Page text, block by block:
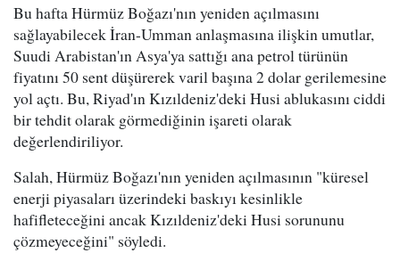
Bu hafta Hürmüz Boğazı'nın yeniden açılmasını
sağlayabilecek İran-Umman anlaşmasına ilişkin umutlar,
Suudi Arabistan'ın Asya'ya sattığı ana petrol türünün
fiyatını 50 sent düşürerek varil başına 2 dolar gerilemesine
yol açtı. Bu, Riyad'ın Kızıldeniz'deki Husi ablukasını ciddi
bir tehdit olarak görmediğinin işareti olarak
değerlendiriliyor.
Salah, Hürmüz Boğazı'nın yeniden açılmasının "küresel
enerji piyasaları üzerindeki baskıyı kesinlikle
hafifleteceğini ancak Kızıldeniz'deki Husi sorununu
çözmeyeceğini" söyledi.